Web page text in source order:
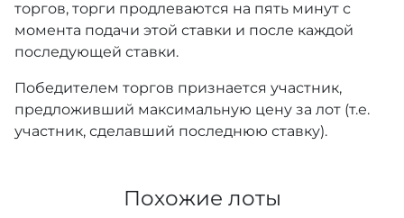
торгов, торги продлеваются на пять минут с
момента подачи этой ставки и после каждой
последующей ставки.
Победителем торгов признается участник,
предложивший максимальную цену за лот (т.е.
участник, сделавший последнюю ставку).
Похожие лоты